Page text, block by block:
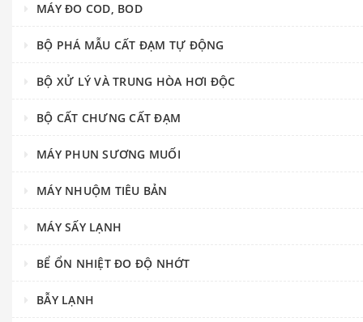
MÁY ĐO COD, BOD
BỘ PHÁ MẪU CẤT ĐẠM TỰ ĐỘNG
BỘ XỬ LÝ VÀ TRUNG HÒA HƠI ĐỘC
BỘ CẤT CHƯNG CẤT ĐẠM
MÁY PHUN SƯƠNG MUỐI
MÁY NHUỘM TIÊU BẢN
MÁY SẤY LẠNH
BỂ ỔN NHIỆT ĐO ĐỘ NHỚT
BẪY LẠNH